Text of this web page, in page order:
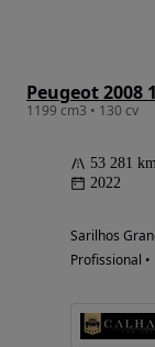
Peugeot 2008
1199 cm3 • 130 cv
53 281 km
2022
Sarilhos
Profissional